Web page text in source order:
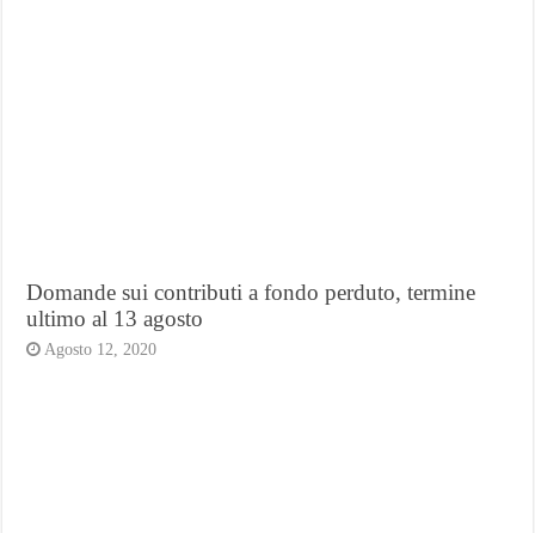
Domande sui contributi a fondo perduto, termine
ultimo al 13 agosto
Agosto 12, 2020